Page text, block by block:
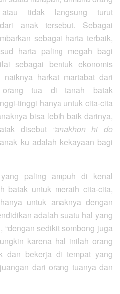
tidak langsung turut
anak tersebut. Sebagai
sebagai harta terbaik,
harta paling megah bagi
sebagai bentuk ekonomis
harkat martabat dari
orang tua di tanah batak
tinggi hanya untuk cita-cita
bisa lebih baik darinya,
disebut
“anakhon hi do
ku adalah kekayaan bagi
paling ampuh di kenal
batak untuk meraih cita-cita,
untuk anaknya dengan
adalah suatu hal yang
“dengan sedikit sombong juga
karena hal inilah orang
dan bekerja di tempat yang
dari orang tuanya dan